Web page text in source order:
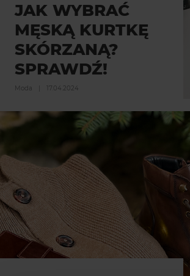
JAK WYBRAĆ
MĘSKĄ KURTKĘ
SKÓRZANĄ?
SPRAWDŹ!
Moda 17.04.2024